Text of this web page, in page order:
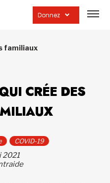
Donnez
la
familiaux
CRÉE DES
COVID-19
2021